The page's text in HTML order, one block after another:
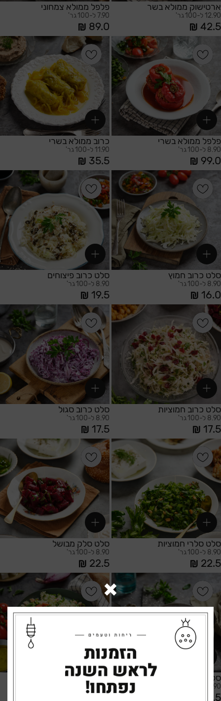
ארטישוק ממולא בשר
12.90 ל-100 גר'
42.5
פלפל ממולא צמחוני
7.90 ל-100 גר'
89.0
הוספה לסל
פלפל ממולא בשרי
8.90 ל-100 גר'
99.0
הוספה לסל
כרוב ממולא בשרי
11.90 ל-100 גר'
35.5
הוספה לסל
סלט כרוב חמוץ
8.90 ל-100 גר'
16.0
הוספה לסל
סלט כרוב פיצוחים
8.90 ל-100 גר'
19.5
הוספה לסל
סלט כרוב חמוציות
8.90 ל-100 גר'
17.5
הוספה לסל
סלט כרוב סגול
8.90 ל-100 גר'
17.5
הוספה לסל
סלט סלרי חמוציות
8.90 ל-100 גר'
22.5
הוספה לסל
סלט סלק מבושל
8.90 ל-100 גר'
22.5
הוספה לסל
סלט סלק אגוזים
8.90 ל-100 גר'
17.5
הוספה לסל
סלט טבולה
8.90 ל-100 גר'
26.5